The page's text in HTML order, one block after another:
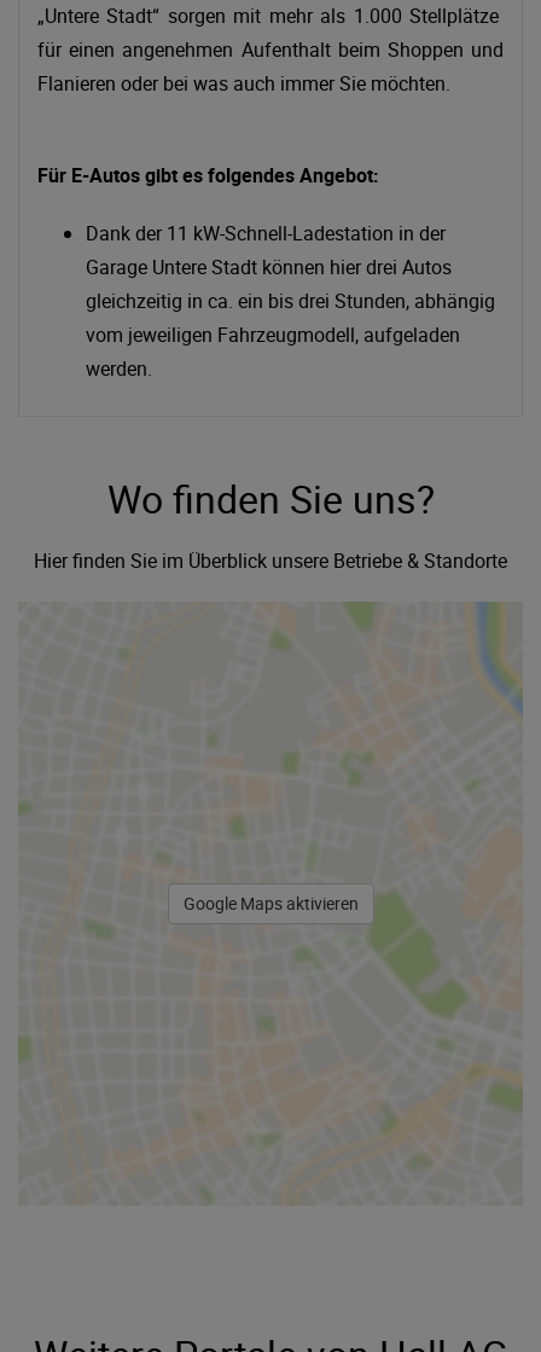
„Untere Stadt“ sorgen mit mehr als 1.000 Stellplätze
für einen angenehmen Aufenthalt beim Shoppen und
Flanieren oder bei was auch immer Sie möchten.
Für E-Autos gibt es folgendes Angebot:
Dank der 11 kW-Schnell-Ladestation in der
Garage Untere Stadt können hier drei Autos
gleichzeitig in ca. ein bis drei Stunden, abhängig
vom jeweiligen Fahrzeugmodell, aufgeladen
werden.
Wo finden Sie uns?
Hier finden Sie im Überblick unsere Betriebe & Standorte
Google Maps aktivieren